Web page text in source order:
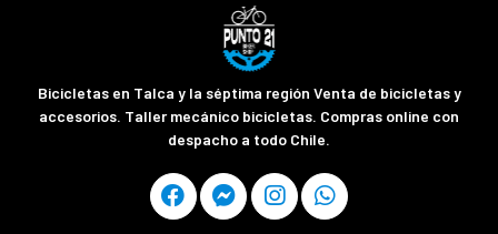
Bicicletas en Talca y la séptima región Venta de bicicletas y
accesorios. Taller mecánico bicicletas. Compras online con
despacho a todo Chile.